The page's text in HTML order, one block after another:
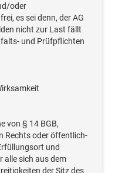
oder
es sei denn, der AG
nicht zur Last fällt
und Prüfpflichten
von § 14 BGB,
Rechts oder öffentlich-
und
alle sich aus dem
der Sitz des